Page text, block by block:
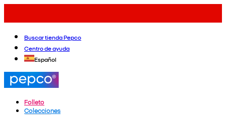
Buscar tienda Pepco
Centro de ayuda
Español
Folleto
Colecciones